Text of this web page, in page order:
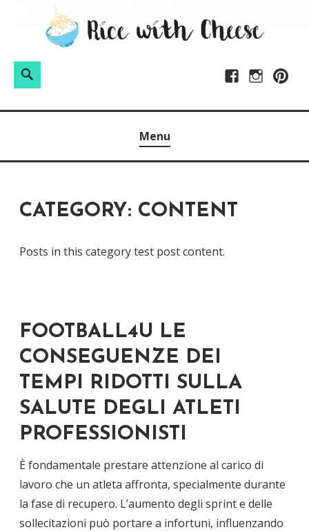
FacebookInstagram
Search
Menu
CATEGORY: CONTENT
Posts in this category test post content.
FOOTBALL4U LE
CONSEGUENZE DEI
TEMPI RIDOTTI SULLA
SALUTE DEGLI ATLETI
PROFESSIONISTI
È fondamentale prestare attenzione al carico di
lavoro che un atleta affronta, specialmente durante
la fase di recupero. L’aumento degli sprint e delle
sollecitazioni può portare a infortuni, influenzando